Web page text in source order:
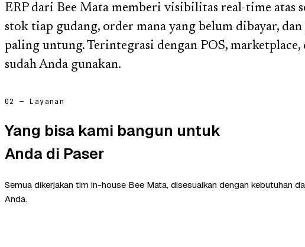
ERP dari Bee Mata memberi visibilitas real-time atas
stok tiap gudang, order mana yang belum dibayar,
paling untung. Terintegrasi dengan POS,
sudah Anda gunakan.
02 — Layanan
Yang bisa kami bangun untuk
Anda di Paser
Semua dikerjakan tim in-house Bee Mata, disesuaikan dengan kebutuhan
Anda.